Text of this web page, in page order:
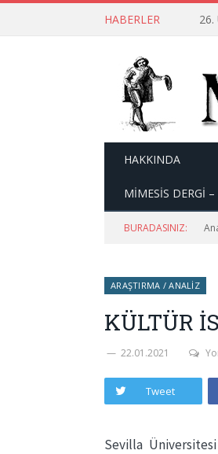
HABERLER 26.
HAKKINDA
MİMESİS DERGİ –
BURADASINIZ:
ARAŞTIRMA / ANALIZ
KÜLTÜR
22.01.2021
Tweet
Sevilla